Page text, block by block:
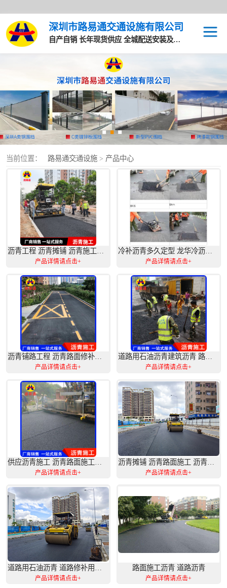
深圳市路易通交通设施有限公司
自产自销 长年现货供应 全城配送安装及售后服务
当前位置： 路易通交通设施 > 产品中心
沥青工程 沥青摊铺 沥青施工公司
产品详情请点击+
冷补沥青多久定型 龙华冷沥青料批发
产品详情请点击+
产品详情请点击+ 产品详情请点击+
产品详情请点击+ 产品详情请点击+
产品详情请点击+
路面施工沥青 道路沥青
产品详情请点击+
马路沥青
沥青道路
水马围挡
PVC围挡
深圳A类钢围挡
基坑护栏
塑料护栏
网片基坑护栏